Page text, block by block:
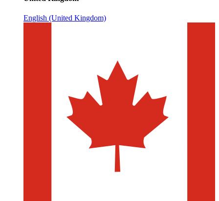
English (United Kingdom)